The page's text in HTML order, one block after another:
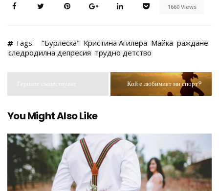
1660 Views
Tags: "Бурлеска" Кристина Агилера Майка раждане
следродилна депресия трудно детство
Героите съществуват Кой е любимият ми спорт?
You Might Also Like